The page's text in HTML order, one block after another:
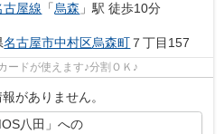
古屋線 「烏森 」駅 徒歩10分
名古屋市中村区烏森町 ７丁目157
ードが使えます♪分割ＯＫ♪
がありません。
八田」への